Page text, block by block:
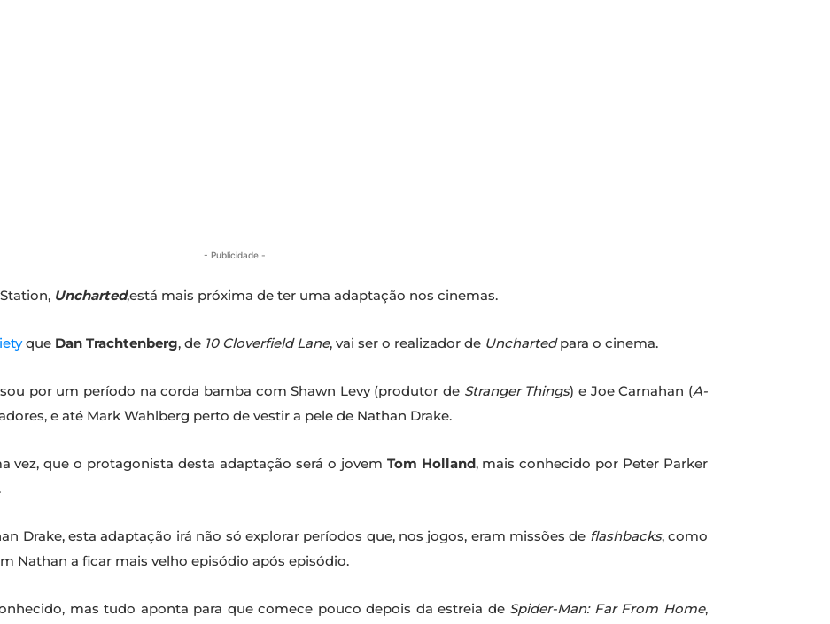
- Publicidade -
Uncharted,está mais próxima de ter uma adaptação nos cinemas.
que Dan Trachtenberg, de 10 Cloverfield Lane, vai ser o realizador de Unchartedpara o cinema.
por um período na corda bamba com Shawn Levy (produtor de Stranger Things) e Joe Carnahan (A-
e até Mark Wahlberg perto de vestir a pele de Nathan Drake.
vez, que o protagonista desta adaptação será o jovem Tom Holland, mais conhecido por Peter Parker
Drake, esta adaptação irá não só explorar períodos que, nos jogos, eram missões de flashbacks, como
Nathan a ficar mais velho episódio após episódio.
mas tudo aponta para que comece pouco depois da estreia de Spider-Man: Far From Home,